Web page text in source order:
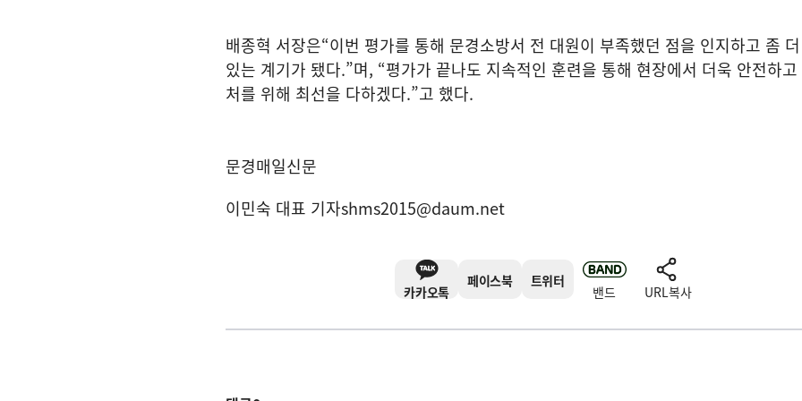
배종혁 서장은“이번 평가를 통해 문경소방서 전 대원이 부족했던 점을 인지하고 좀
있는 계기가 됐다.”며, “평가가 끝나도 지속적인 훈련을 통해 현장에서 더욱 안전하고
처를 위해 최선을 다하겠다.”고 했다.
문경매일신문
이민숙 대표 기자shms2015@daum.net
카카오톡
페이스북 트위터
밴드 URL복사